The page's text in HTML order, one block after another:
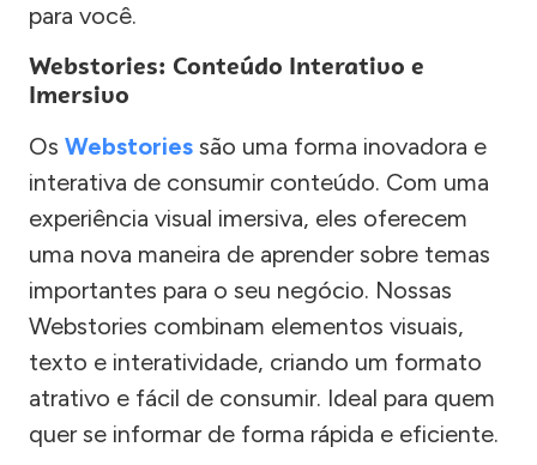
para você.
Webstories: Conteúdo Interativo e
Imersivo
Os Webstories são uma forma inovadora e
interativa de consumir conteúdo. Com uma
experiência visual imersiva, eles oferecem
uma nova maneira de aprender sobre temas
importantes para o seu negócio. Nossas
Webstories combinam elementos visuais,
texto e interatividade, criando um formato
atrativo e fácil de consumir. Ideal para quem
quer se informar de forma rápida e eficiente.